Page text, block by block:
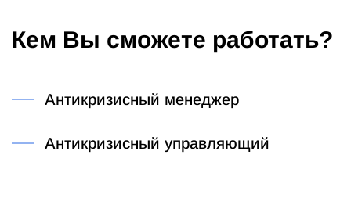
Кем Вы сможете работать?
Антикризисный менеджер
Антикризисный управляющий